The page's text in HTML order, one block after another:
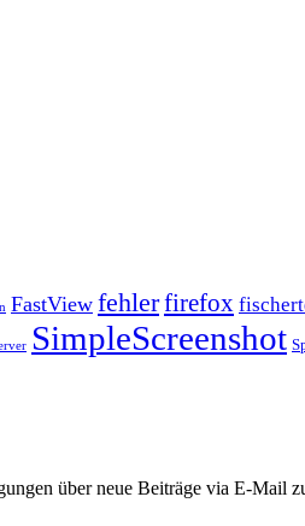
FastView fehlerfirefox
SimpleScreenshot
über neue Beiträge via E-Mail